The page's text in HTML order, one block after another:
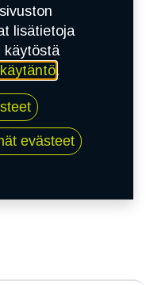
KUMHO CW11
KUMHO
lisätietoja
käytöstä
.
evästeet